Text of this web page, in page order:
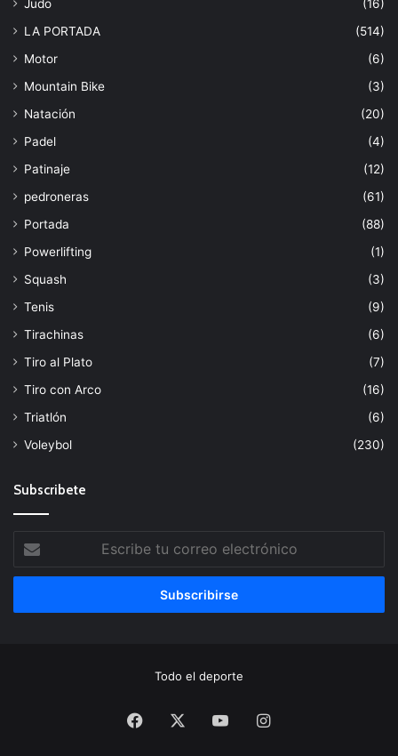
Judo
(16)
LA PORTADA
(514)
Motor
(6)
Mountain Bike
(3)
Natación
(20)
Padel
(4)
Patinaje
(12)
pedroneras
(61)
Portada
(88)
Powerlifting
(1)
Squash
(3)
Tenis
(9)
Tirachinas
(6)
Tiro al Plato
(7)
Tiro con Arco
(16)
Triatlón
(6)
Voleybol
(230)
Subscribete
Escribe
tu
correo
Todo el deporte
Facebook YouTubeInstagram